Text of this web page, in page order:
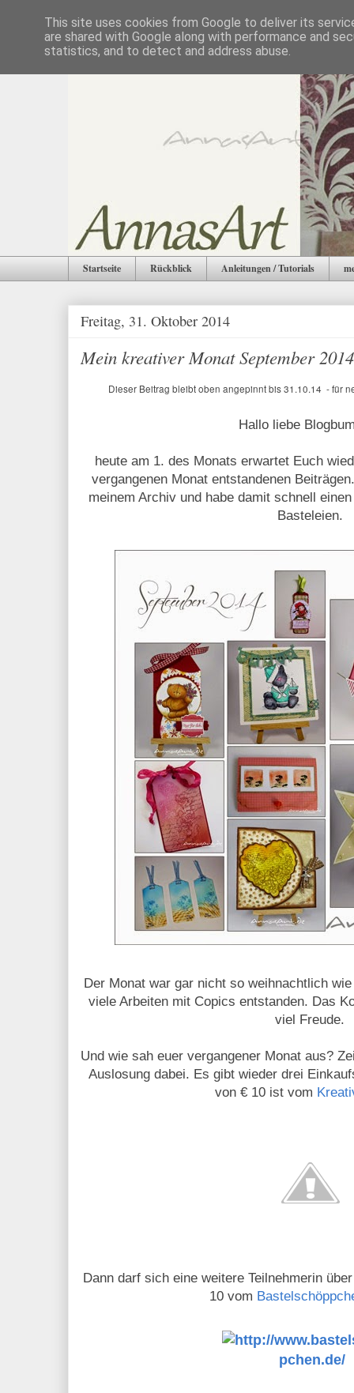
Startseite Rückblick Anleitungen / Tutorials
Freitag, 31. Oktober 2014
Mein kreativer Monat September 2014
Dieser Beitrag bleibt oben angepinnt bis 31.10.14 - für
Hallo liebe
heute am 1. des Monats erwartet Euch
vergangenen Monat entstandenen
meinem Archiv und habe damit schnell
Basteleien.
Der Monat war gar nicht so weihnachtlich
viele Arbeiten mit Copics entstanden. Das
viel Freude.
Und wie sah euer vergangener Monat aus?
Auslosung dabei. Es gibt wieder drei
von € 10 ist vom
Dann darf sich eine weitere Teilnehmerin
10 vom
This site uses cookies from Google to deliver its
are shared with Google along with performance and
statistics, and to detect and address abuse.